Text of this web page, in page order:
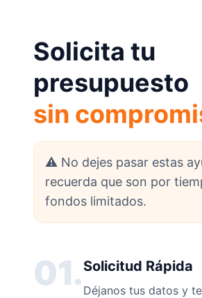
Solicita tu
presupuesto
sin
⚠️ No dejes pasar estas
recuerda que son por
fondos limitados.
01.Solicitud Rápida
Déjanos tus datos y te